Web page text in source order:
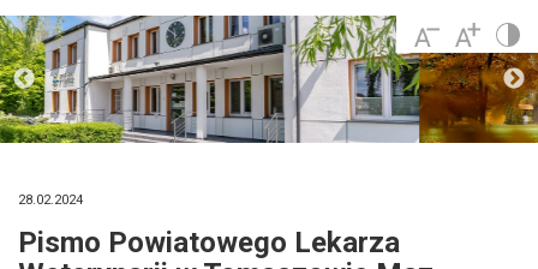
28.02.2024
Pismo Powiatowego Lekarza